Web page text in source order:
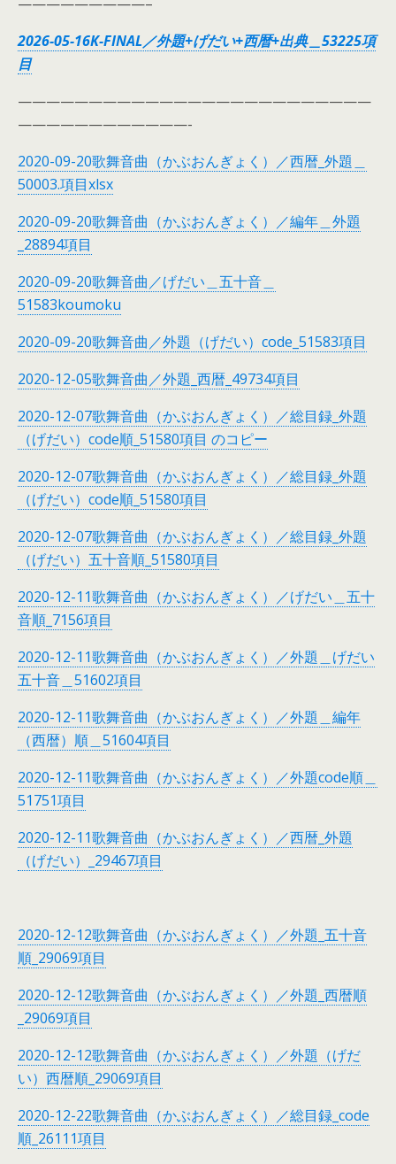
2026-05-16K-FINAL／外題+げだい+西暦+出典＿53225項
目
—————————————————————————
————————————-
2020-09-20歌舞音曲（かぶおんぎょく）／西暦_外題＿
50003.項目xlsx
2020-09-20歌舞音曲（かぶおんぎょく）／編年＿外題
_28894項目
2020-09-20歌舞音曲／げだい＿五十音＿
51583koumoku
2020-09-20歌舞音曲／外題（げだい）code_51583項目
2020-12-05歌舞音曲／外題_西暦_49734項目
2020-12-07歌舞音曲（かぶおんぎょく）／総目録_外題
（げだい）code順_51580項目 のコピー
2020-12-07歌舞音曲（かぶおんぎょく）／総目録_外題
（げだい）code順_51580項目
2020-12-07歌舞音曲（かぶおんぎょく）／総目録_外題
（げだい）五十音順_51580項目
2020-12-11歌舞音曲（かぶおんぎょく）／げだい＿五十
音順_7156項目
2020-12-11歌舞音曲（かぶおんぎょく）／外題＿げだい
五十音＿51602項目
2020-12-11歌舞音曲（かぶおんぎょく）／外題＿編年
（西暦）順＿51604項目
2020-12-11歌舞音曲（かぶおんぎょく）／外題code順＿
51751項目
2020-12-11歌舞音曲（かぶおんぎょく）／西暦_外題
（げだい）_29467項目
2020-12-12歌舞音曲（かぶおんぎょく）／外題_五十音
順_29069項目
2020-12-12歌舞音曲（かぶおんぎょく）／外題_西暦順
_29069項目
2020-12-12歌舞音曲（かぶおんぎょく）／外題（げだ
い）西暦順_29069項目
2020-12-22歌舞音曲（かぶおんぎょく）／総目録_code
順_26111項目